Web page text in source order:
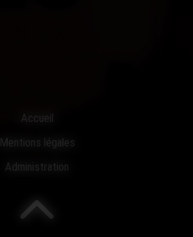
Accueil
Mentions légales
Administration